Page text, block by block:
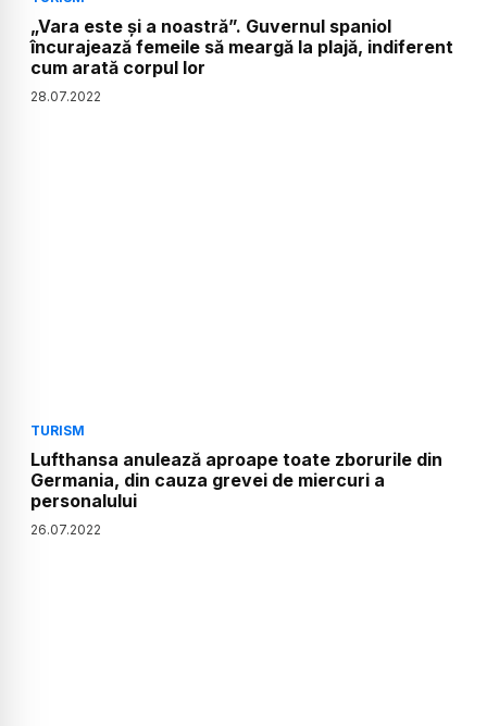
„Vara este și a noastră”. Guvernul spaniol
încurajează femeile să meargă la plajă, indiferent
cum arată corpul lor
28.07.2022
TURISM
Lufthansa anulează aproape toate zborurile din
Germania, din cauza grevei de miercuri a
personalului
26.07.2022